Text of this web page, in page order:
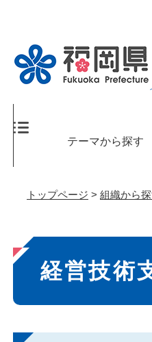
テーマから探す
トップページ > 組織から
本
文
経営技術